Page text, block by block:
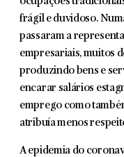
frágil e duvidoso.
passaram a
empresariais, muitos
produzindo bens e
encarar salários
emprego como
atribuía menos
A epidemia do